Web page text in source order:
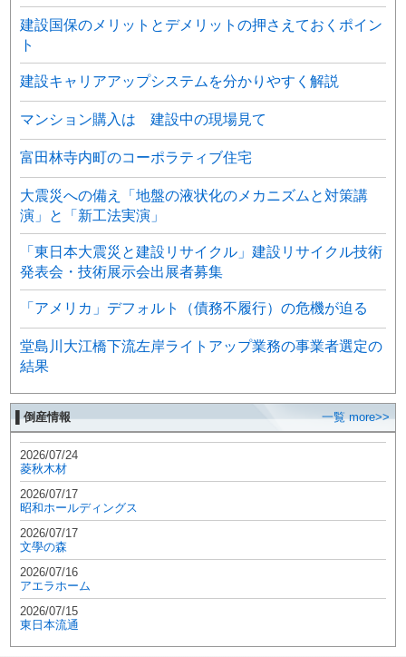
建設国保のメリットとデメリットの押さえておくポイン
ト
建設キャリアアップシステムを分かりやすく解説
マンション購入は 建設中の現場見て
富田林寺内町のコーポラティブ住宅
大震災への備え「地盤の液状化のメカニズムと対策講
演」と「新工法実演」
「東日本大震災と建設リサイクル」建設リサイクル技術
発表会・技術展示会出展者募集
「アメリカ」デフォルト（債務不履行）の危機が迫る
堂島川大江橋下流左岸ライトアップ業務の事業者選定の
結果
▌倒産情報 一覧 more>>
2026/07/24
菱秋木材
2026/07/17
昭和ホールディングス
2026/07/17
文學の森
2026/07/16
アエラホーム
2026/07/15
東日本流通